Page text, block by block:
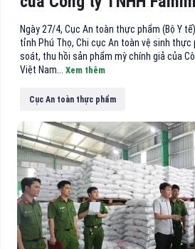
Ngày 27/4, Cục An toàn thực phẩm (Bộ Y
tỉnh Phú Thọ, Chi cục An toàn vệ sinh thực
soát, thu hồi sản phẩm mỳ chính giả của
Việt Nam... Xem thêm
Cục An toàn thực phẩm